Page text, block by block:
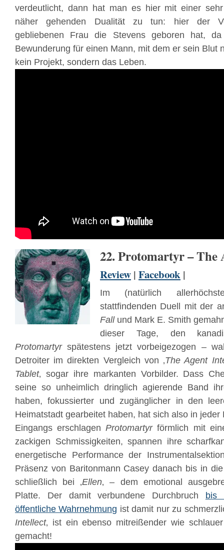
verdeutlicht, dann hat man es hier mit einer
näher gehenden Dualität zu tun: hier der
gebliebenen Frau die Stevens geboren hat,
Bewunderung für einen Mann, mit dem er sein Blut
kein Projekt, sondern das Leben.
22. Protomartyr – The
Review | Facebook |
Im (natürlich
stattfindenden Duell mit der
Fallund Mark E. Smith
dieser Tage, den
Protomartyrspätestens jetzt vorbeigezogen –
Detroiter im direkten Vergleich von ‚The Agent
Tablet‚ sogar ihre markanten Vorbilder. Dass
seine so unheimlich dringlich agierende Band
haben, fokussierter und zugänglicher in den
Heimatstadt gearbeitet haben, hat sich also in jeder
Eingangs erschlagenProtomartyrförmlich mit
zackigen Schmissigkeiten, spannen ihre
energetische Performance der
Präsenz von Baritonmann Casey danach bis in
schließlich bei ‚Ellen‚ – dem emotional
Platte. Der damit verbundene Durchbruch
bis
öffentliche Wahrnehmung ist damit nur zu
Intellect‚ ist ein ebenso mitreißender wie
gemacht!